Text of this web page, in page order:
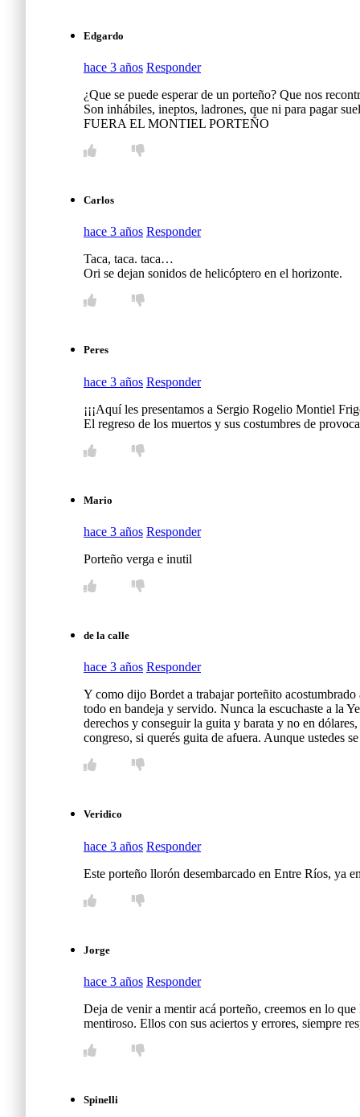
Edgardo
hace 3 años Responder
¿Que se puede esperar de un porteño? Que nos
Son inhábiles, ineptos, ladrones, que ni para pagar
FUERA EL MONTIEL PORTEÑO
Carlos
hace 3 años Responder
Taca, taca. taca…
Ori se dejan sonidos de helicóptero en el horizonte.
Peres
hace 3 años Responder
¡¡¡Aquí les presentamos a Sergio Rogelio Montiel
El regreso de los muertos y sus costumbres de
Mario
hace 3 años Responder
Porteño verga e inutil
de la calle
hace 3 años Responder
Y como dijo Bordet a trabajar porteñito acostumbrado
todo en bandeja y servido. Nunca la escuchaste a la
derechos y conseguir la guita y barata y no en
congreso, si querés guita de afuera. Aunque ustedes
Veridico
hace 3 años Responder
Este porteño llorón desembarcado en Entre Ríos, ya
Jorge
hace 3 años Responder
Deja de venir a mentir acá porteño, creemos en lo
mentiroso. Ellos con sus aciertos y errores, siempre
Spinelli